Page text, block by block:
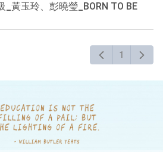
_黃玉玲、彭曉瑩_BORN TO BE
1